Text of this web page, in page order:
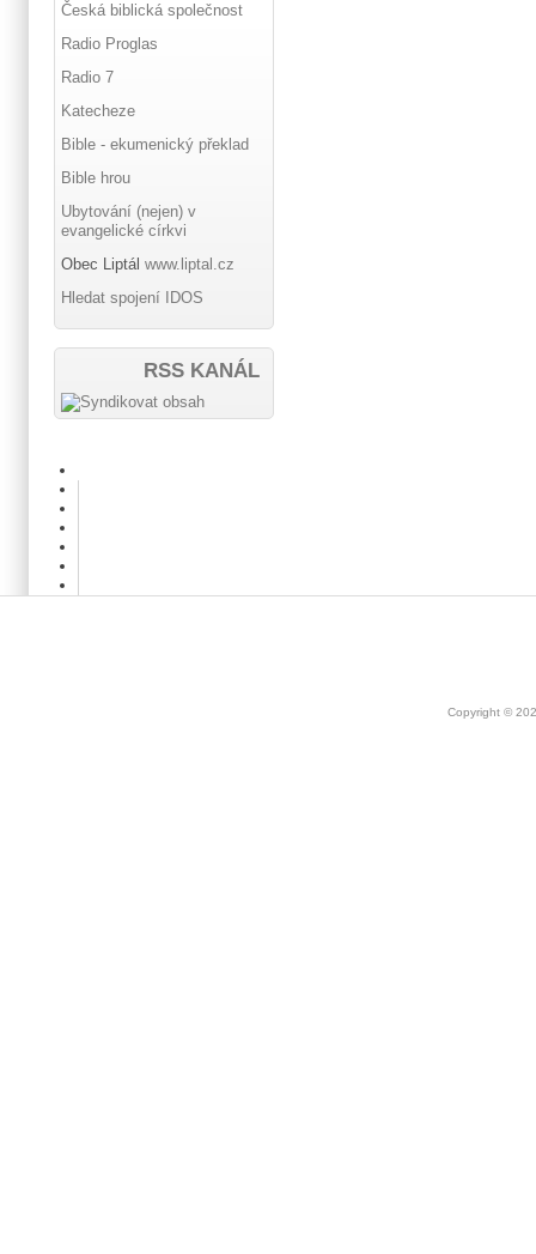
Česká biblická společnost
Radio Proglas
Radio 7
Katecheze
Bible - ekumenický překlad
Bible hrou
Ubytování (nejen) v
evangelické církvi
Obec Liptál www.liptal.cz
Hledat spojení IDOS
RSS KANÁL
Copyright ©